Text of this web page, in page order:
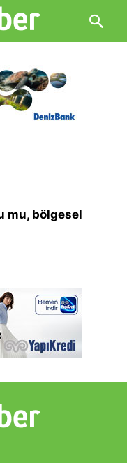
mu, bölgesel